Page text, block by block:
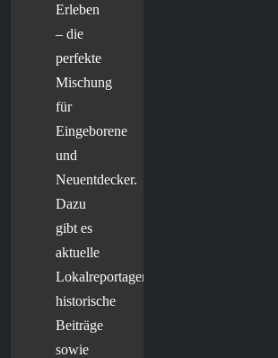
Erleben
– die
perfekte
Mischung
für
Eingeborene
und
Neuentdecker.
Dazu
gibt es
aktuelle
Lokalreportagen,
historische
Beiträge
sowie